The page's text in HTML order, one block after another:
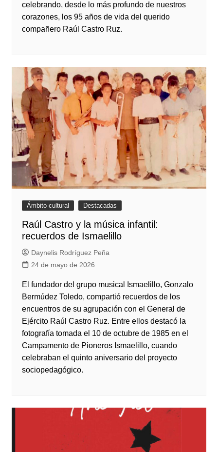
celebrando, desde lo más profundo de nuestros
corazones, los 95 años de vida del querido
compañero Raúl Castro Ruz.
Ámbito cultural Destacadas
Raúl Castro y la música infantil:
recuerdos de Ismaelillo
Daynelis Rodríguez Peña
24 de mayo de 2026
El fundador del grupo musical Ismaelillo, Gonzalo
Bermúdez Toledo, compartió recuerdos de los
encuentros de su agrupación con el General de
Ejército Raúl Castro Ruz. Entre ellos destacó la
fotografía tomada el 10 de octubre de 1985 en el
Campamento de Pioneros Ismaelillo, cuando
celebraban el quinto aniversario del proyecto
sociopedagógico.